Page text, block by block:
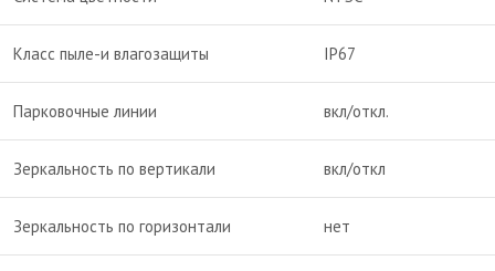
Класс пыле-и влагозащиты IP67
Парковочные линии вкл/откл.
Зеркальность по вертикали вкл/откл
Зеркальность по горизонтали нет